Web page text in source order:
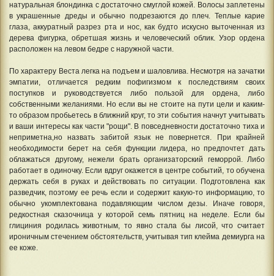
натуральная блондинка с достаточно смуглой кожей. Волосы заплетены
в украшенные дреды и обычно подрезаются до плеч. Теплые карие
глаза, аккуратный разрез рта и нос, как будто искусно выточенная из
дерева фигурка, обретшая жизнь и человеческий облик. Узор ордена
расположен на левом бедре с наружной части.
По характеру Веста легка на подъем и шаловлива. Несмотря на зачатки
эмпатии, отличается редким пофигизмом к последствиям своих
поступков и руководствуется либо пользой для ордена, либо
собственными желаниями. Но если вы не стоите на пути цели и каким-
то образом пробьетесь в ближний круг, то эти события начнут учитывать
и ваши интересы как части "рощи". В повседневности достаточно тиха и
неприметна,но назвать забитой язык не повернется. При крайней
необходимости берет на себя функции лидера, но предпочтет дать
облажаться другому, нежели брать организаторский геморрой. Либо
работает в одиночку. Если вдруг окажется в центре событий, то обучена
держать себя в руках и действовать по ситуации. Подготовлена как
разведчик, поэтому ее речь если и содержит какую-то информацию, то
обычно укомплектована подавляющим числом дезы. Иначе говоря,
редкостная сказочница у которой семь пятниц на неделе. Если бы
глициния родилась животным, то явно стала бы лисой, что считает
ироничным стечением обстоятельств, учитывая тип клейма демиурга на
ее коже.